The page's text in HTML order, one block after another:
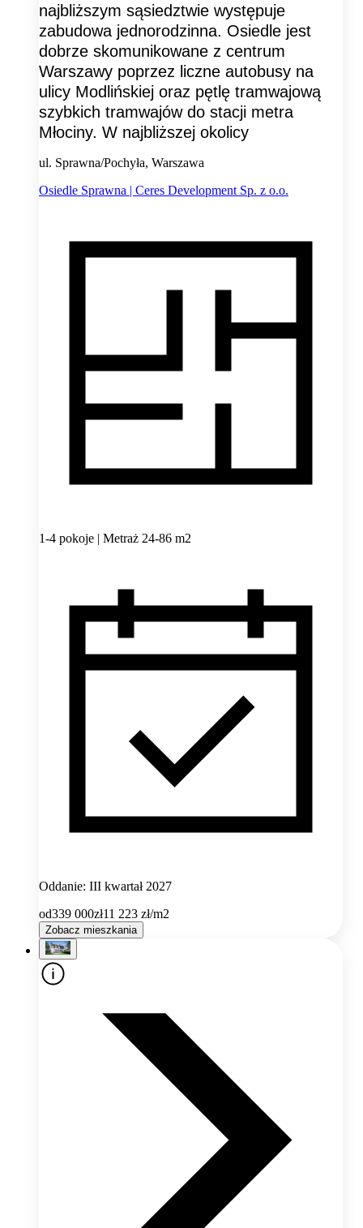
najbliższym sąsiedztwie występuje
zabudowa jednorodzinna. Osiedle jest
dobrze skomunikowane z centrum
Warszawy poprzez liczne autobusy na
ulicy Modlińskiej oraz pętlę tramwajową
szybkich tramwajów do stacji metra
Młociny. W najbliższej okolicy
ul. Sprawna/Pochyła, Warszawa
Osiedle Sprawna | Ceres Development Sp. z o.o.
1-4 pokoje | Metraż 24-86 m2
Oddanie: III kwartał 2027
od339 000zł11 223 zł/m2
Zobacz mieszkania